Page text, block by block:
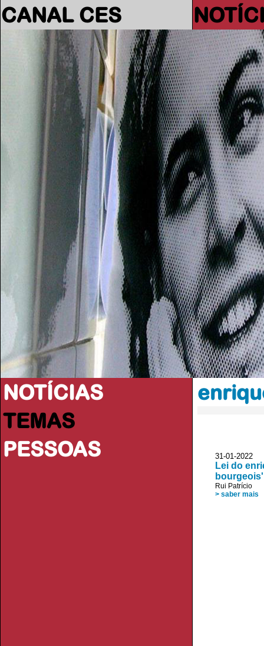
CANAL CES
NOTÍCIAS
TEMAS
PESSOAS
31-01-
Lei do
bourgeois'
Rui Patrício
> saber mais